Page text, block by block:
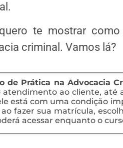
te mostrar
criminal. Vamos lá?
de Prática na Advocacia
atendimento ao cliente, até
está com uma condição
fazer sua matrícula,
acessar enquanto o